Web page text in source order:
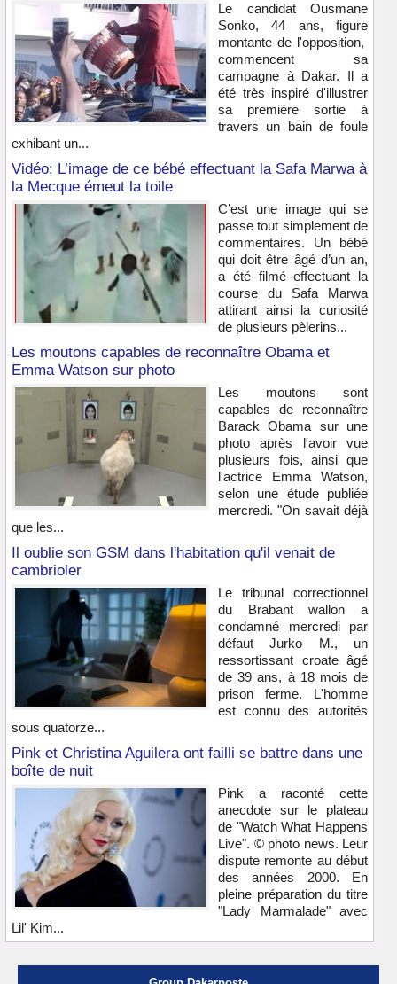
Le candidat Ousmane
Sonko, 44 ans, figure
montante de l'opposition,
commencent sa
campagne à Dakar. Il a
été très inspiré d'illustrer
sa première sortie à
travers un bain de foule
exhibant un...
Vidéo: L’image de ce bébé effectuant la Safa Marwa à
la Mecque émeut la toile
C’est une image qui se
passe tout simplement de
commentaires. Un bébé
qui doit être âgé d’un an,
a été filmé effectuant la
course du Safa Marwa
attirant ainsi la curiosité
de plusieurs pèlerins...
Les moutons capables de reconnaître Obama et
Emma Watson sur photo
Les moutons sont
capables de reconnaître
Barack Obama sur une
photo après l'avoir vue
plusieurs fois, ainsi que
l'actrice Emma Watson,
selon une étude publiée
mercredi. "On savait déjà
que les...
Il oublie son GSM dans l'habitation qu'il venait de
cambrioler
Le tribunal correctionnel
du Brabant wallon a
condamné mercredi par
défaut Jurko M., un
ressortissant croate âgé
de 39 ans, à 18 mois de
prison ferme. L'homme
est connu des autorités
sous quatorze...
Pink et Christina Aguilera ont failli se battre dans une
boîte de nuit
Pink a raconté cette
anecdote sur le plateau
de "Watch What Happens
Live". © photo news. Leur
dispute remonte au début
des années 2000. En
pleine préparation du titre
"Lady Marmalade" avec
Lil' Kim...